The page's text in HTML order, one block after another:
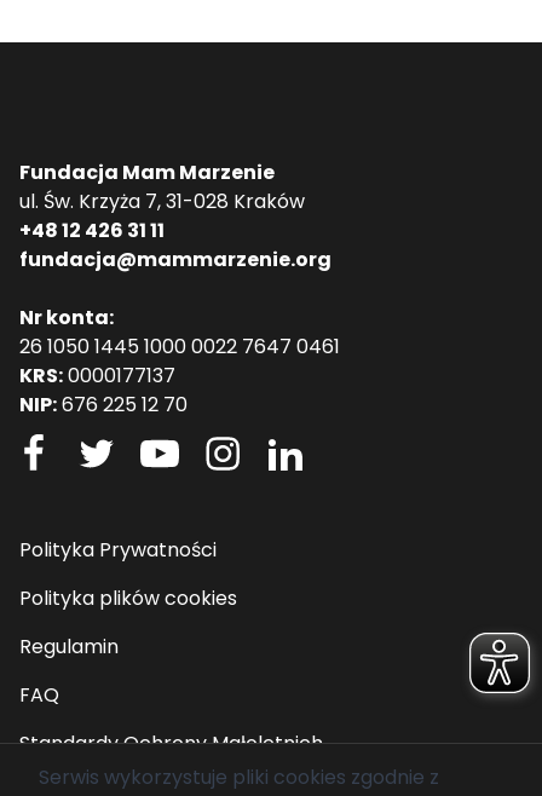
Fundacja Mam Marzenie
ul. Św. Krzyża 7, 31-028 Kraków
+48 12 426 31 11
fundacja@mammarzenie.org
Nr konta:
26 1050 1445 1000 0022 7647 0461
KRS:0000177137
NIP:676 225 12 70
Polityka Prywatności
Polityka plików cookies
Regulamin
FAQ
Standardy Ochrony Małoletnich
Serwis wykorzystuje pliki cookies zgodnie z